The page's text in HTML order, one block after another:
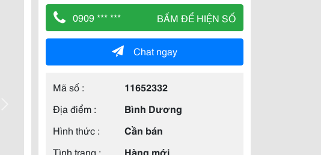
0909 *** *** BẤM ĐỂ HIỆN SỐ
Chat ngay
Mã số :
11652332
Địa điểm :
Bình Dương
Hình thức :
Cần bán
Tình trạng :
Hàng mới